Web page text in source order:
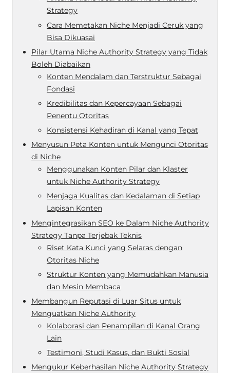
Strategy
Cara Memetakan Niche Menjadi Ceruk yang
Bisa Dikuasai
Pilar Utama Niche Authority Strategy yang Tidak
Boleh Diabaikan
Konten Mendalam dan Terstruktur Sebagai
Fondasi
Kredibilitas dan Kepercayaan Sebagai
Penentu Otoritas
Konsistensi Kehadiran di Kanal yang Tepat
Menyusun Peta Konten untuk Mengunci Otoritas
di Niche
Menggunakan Konten Pilar dan Klaster
untuk Niche Authority Strategy
Menjaga Kualitas dan Kedalaman di Setiap
Lapisan Konten
Mengintegrasikan SEO ke Dalam Niche Authority
Strategy Tanpa Terjebak Teknis
Riset Kata Kunci yang Selaras dengan
Otoritas Niche
Struktur Konten yang Memudahkan Manusia
dan Mesin Membaca
Membangun Reputasi di Luar Situs untuk
Menguatkan Niche Authority
Kolaborasi dan Penampilan di Kanal Orang
Lain
Testimoni, Studi Kasus, dan Bukti Sosial
Mengukur Keberhasilan Niche Authority Strategy